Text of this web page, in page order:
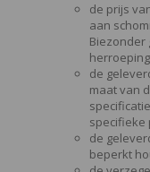
de prijs
aan
Biezonder
de
maat van
specifieke
de
beperkt